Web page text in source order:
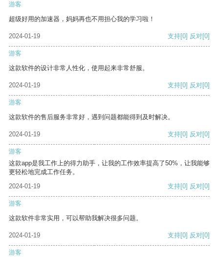
游客
超级好用的加速器，妈妈再也不用担心我的学习啦！
2024-01-19 支持[0] 反对[0]
游客
这款软件的设计非常人性化，使用起来非常舒服。
2024-01-19 支持[0] 反对[0]
游客
这款软件的售后服务非常好，遇到问题都能得到及时解决。
2024-01-19 支持[0] 反对[0]
游客
这款app是我工作上的得力助手，让我的工作效率提高了50%，让我能够
更轻松地完成工作任务。
2024-01-19
支持[0] 反对[0]
游客
这款软件非常实用，可以帮助我解决很多问题。
2024-01-19 支持[0] 反对[0]
游客